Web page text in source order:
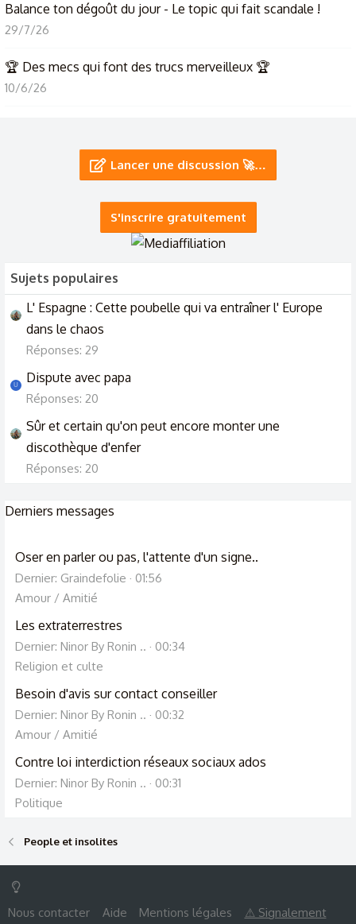
Balance ton dégoût du jour - Le topic qui fait scandale !
29/7/26
🏆 Des mecs qui font des trucs merveilleux 🏆
10/6/26
Ceux qui regardent un dîner presque parfait, cette candidate
Lancer une discussion 🚀…
S'inscrire gratuitement
Sujets populaires
L' Espagne : Cette poubelle qui va entraîner l' Europe
dans le chaos
Réponses: 29
U Dispute avec papa
Réponses: 20
Sûr et certain qu'on peut encore monter une
discothèque d'enfer
Réponses: 20
Derniers messages
Oser en parler ou pas, l'attente d'un signe..
Dernier: Graindefolie
01:56
Amour / Amitié
Les extraterrestres
Dernier: Ninor By Ronin ..
00:34
Religion et culte
Besoin d'avis sur contact conseiller
Dernier: Ninor By Ronin ..
00:32
Amour / Amitié
Contre loi interdiction réseaux sociaux ados
Dernier: Ninor By Ronin ..
00:31
Politique
People et insolites
Nous contacter Aide Mentions légales ⚠ Signalement